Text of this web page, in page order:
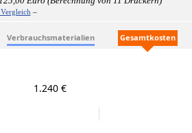
–
Verbrauchsmaterialien Gesamtkosten
1.240 €